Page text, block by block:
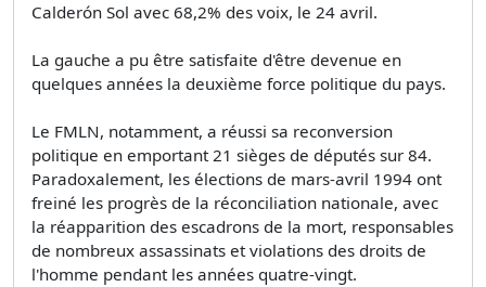
Calderón Sol avec 68,2% des voix, le 24 avril.
La gauche a pu être satisfaite d'être devenue en
quelques années la deuxième force politique du pays.
Le FMLN, notamment, a réussi sa reconversion
politique en emportant 21 sièges de députés sur 84.
Paradoxalement, les élections de mars-avril 1994 ont
freiné les progrès de la réconciliation nationale, avec
la réapparition des escadrons de la mort, responsables
de nombreux assassinats et violations des droits de
l'homme pendant les années quatre-vingt.